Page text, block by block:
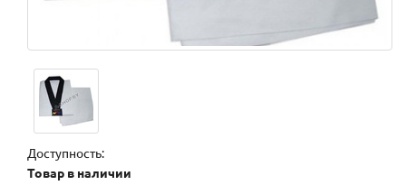
Доступность:
Товар в наличии